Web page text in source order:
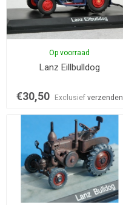
Op voorraad
Lanz Eillbulldog
€30,50 Exclusief verzenden